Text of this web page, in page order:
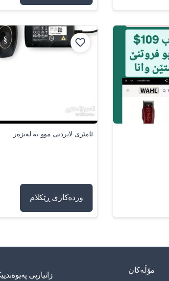
ئامێری لابردنی موو بە لەیزەر
وردەکاری ڕێکلام
مۆڵەکان
زانیاریی